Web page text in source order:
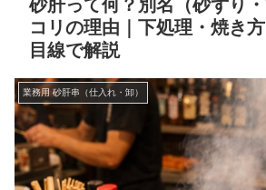
砂肝って何？別名（砂ずり
コリの理由｜下処理・焼き
目線で解説
業務用 砂肝串（仕入れ・卸）